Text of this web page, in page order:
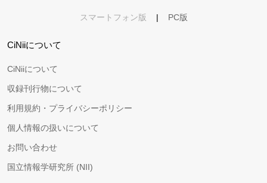
スマートフォン版 | PC版
CiNiiについて
CiNiiについて
収録刊行物について
利用規約・プライバシーポリシー
個人情報の扱いについて
お問い合わせ
国立情報学研究所 (NII)